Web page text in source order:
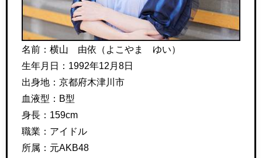
名前：横山 由依（よこやま ゆい）
生年月日：1992年12月8日
出身地：京都府木津川市
血液型：B型
身長：159cm
職業：アイドル
所属：元AKB48